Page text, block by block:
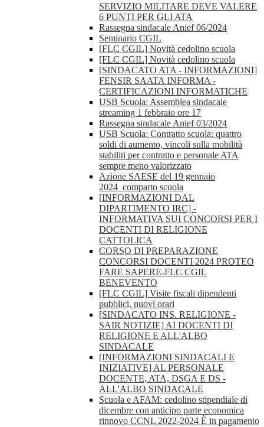
SERVIZIO MILITARE DEVE VALERE
6 PUNTI PER GLI ATA
Rassegna sindacale Anief 06/2024
Seminario CGIL
[FLC CGIL] Novità cedolino scuola
[FLC CGIL] Novità cedolino scuola
[SINDACATO ATA - INFORMAZIONI]
FENSIR SAATA INFORMA -
CERTIFICAZIONI INFORMATICHE
USB Scuola: Assemblea sindacale
streaming 1 febbraio ore 17
Rassegna sindacale Anief 03/2024
USB Scuola: Contratto scuola: quattro
soldi di aumento, vincoli sulla mobilità
stabiliti per contratto e personale ATA
sempre meno valorizzato
Azione SAESE del 19 gennaio
2024_comparto scuola
[INFORMAZIONI DAL
DIPARTIMENTO IRC] -
INFORMATIVA SUI CONCORSI PER I
DOCENTI DI RELIGIONE
CATTOLICA
CORSO DI PREPARAZIONE
CONCORSI DOCENTI 2024 PROTEO
FARE SAPERE-FLC CGIL
BENEVENTO
[FLC CGIL] Visite fiscali dipendenti
pubblici, nuovi orari
[SINDACATO INS. RELIGIONE -
SAIR NOTIZIE] AI DOCENTI DI
RELIGIONE E ALL'ALBO
SINDACALE
[INFORMAZIONI SINDACALI E
INIZIATIVE] AL PERSONALE
DOCENTE, ATA, DSGA E DS -
ALL'ALBO SINDACALE
Scuola e AFAM: cedolino stipendiale di
dicembre con anticipo parte economica
rinnovo CCNL 2022-2024 È in pagamento